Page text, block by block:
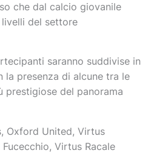
che dal calcio giovanile
del settore
saranno suddivise in
la presenza di alcune tra le
prestigiose del panorama
Oxford United, Virtus
Virtus Racale